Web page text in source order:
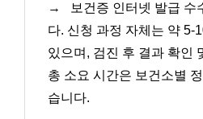
→
보건증 인터넷 발급 수
다. 신청 과정 자체는 약 5-
있으며, 검진 후 결과 확인
총 소요 시간은 보건소별
습니다.